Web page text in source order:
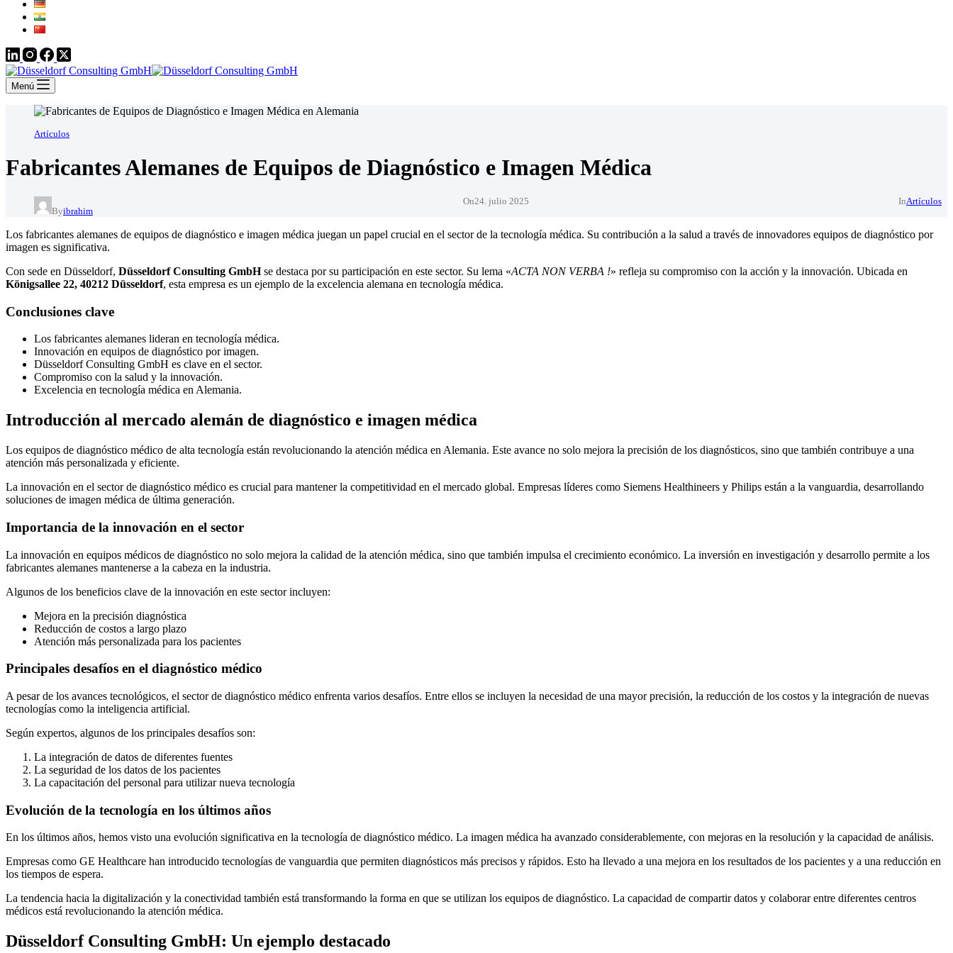
Menú
Artículos
Fabricantes Alemanes de Equipos de Diagnóstico e Imagen Médica
Byibrahim
On24. julio 2025 InArtículos
Los fabricantes alemanes de equipos de diagnóstico e imagen médica juegan un papel crucial en el sector de la tecnología médica. Su contribución a la salud a través de innovadores equipos de diagnóstico por
imagen es significativa.
Con sede en Düsseldorf, Düsseldorf Consulting GmbHse destaca por su participación en este sector. Su lema «ACTA NON VERBA !» refleja su compromiso con la acción y la innovación. Ubicada en
Königsallee 22, 40212 Düsseldorf, esta empresa es un ejemplo de la excelencia alemana en tecnología médica.
Conclusiones clave
Los fabricantes alemanes lideran en tecnología médica.
Innovación en equipos de diagnóstico por imagen.
Düsseldorf Consulting GmbH es clave en el sector.
Compromiso con la salud y la innovación.
Excelencia en tecnología médica en Alemania.
Introducción al mercado alemán de diagnóstico e imagen médica
Los equipos de diagnóstico médico de alta tecnología están revolucionando la atención médica en Alemania. Este avance no solo mejora la precisión de los diagnósticos, sino que también contribuye a una
atención más personalizada y eficiente.
La innovación en el sector de diagnóstico médico es crucial para mantener la competitividad en el mercado global. Empresas líderes como Siemens Healthineers y Philips están a la vanguardia, desarrollando
soluciones de imagen médica de última generación.
Importancia de la innovación en el sector
La innovación en equipos médicos de diagnóstico no solo mejora la calidad de la atención médica, sino que también impulsa el crecimiento económico. La inversión en investigación y desarrollo permite a los
fabricantes alemanes mantenerse a la cabeza en la industria.
Algunos de los beneficios clave de la innovación en este sector incluyen:
Mejora en la precisión diagnóstica
Reducción de costos a largo plazo
Atención más personalizada para los pacientes
Principales desafíos en el diagnóstico médico
A pesar de los avances tecnológicos, el sector de diagnóstico médico enfrenta varios desafíos. Entre ellos se incluyen la necesidad de una mayor precisión, la reducción de los costos y la integración de nuevas
tecnologías como la inteligencia artificial.
Según expertos, algunos de los principales desafíos son:
La integración de datos de diferentes fuentes
La seguridad de los datos de los pacientes
La capacitación del personal para utilizar nueva tecnología
Evolución de la tecnología en los últimos años
En los últimos años, hemos visto una evolución significativa en la tecnología de diagnóstico médico. La imagen médica ha avanzado considerablemente, con mejoras en la resolución y la capacidad de análisis.
Empresas como GE Healthcare han introducido tecnologías de vanguardia que permiten diagnósticos más precisos y rápidos. Esto ha llevado a una mejora en los resultados de los pacientes y a una reducción en
los tiempos de espera.
La tendencia hacia la digitalización y la conectividad también está transformando la forma en que se utilizan los equipos de diagnóstico. La capacidad de compartir datos y colaborar entre diferentes centros
médicos está revolucionando la atención médica.
Düsseldorf Consulting GmbH: Un ejemplo destacado